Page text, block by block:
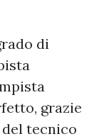
di
grazie
tecnico